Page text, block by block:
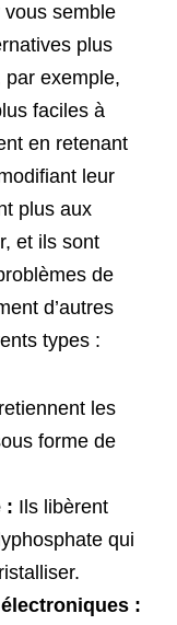
vous semble
plus
par exemple,
faciles à
en retenant
leur
plus aux
et ils sont
de
d’autres
types :
les
forme de
: Ils libèrent
qui
: